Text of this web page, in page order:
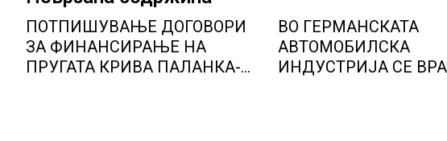
ПОТПИШУВАЊЕ ДОГОВОРИ
ЗА ФИНАНСИРАЊЕ НА
ПРУГАТА КРИВА ПАЛАНКА-
ВО ГЕРМАНСКАТА
АВТОМОБИЛСКА
ИНДУСТРИЈА СЕ